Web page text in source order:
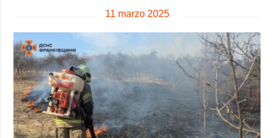
11 marzo 2025